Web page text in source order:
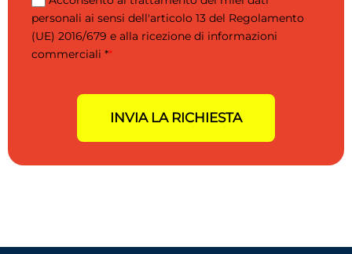
personali ai sensi dell'articolo 13 del Regolamento
(UE) 2016/679 e alla ricezione di informazioni
commerciali **
INVIA LA RICHIESTA